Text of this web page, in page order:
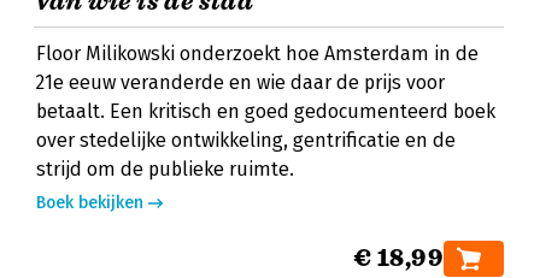
Floor Milikowski onderzoekt hoe Amsterdam in de
21e eeuw veranderde en wie daar de prijs voor
betaalt. Een kritisch en goed gedocumenteerd boek
over stedelijke ontwikkeling, gentrificatie en de
strijd om de publieke ruimte.
Boek bekijken
€ 18,99